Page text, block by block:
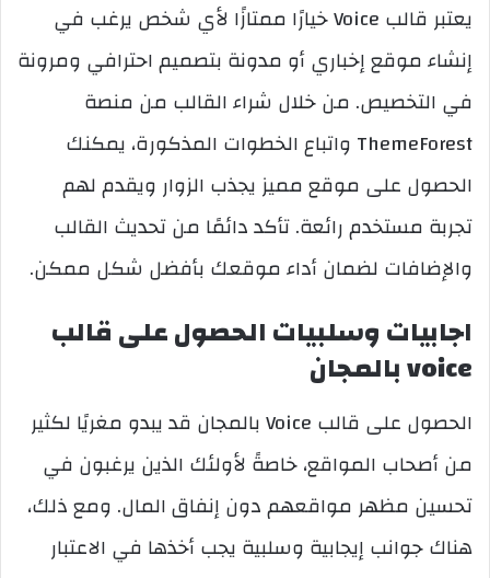
يعتبر قالب Voice خيارًا ممتازًا لأي شخص يرغب في
إنشاء موقع إخباري أو مدونة بتصميم احترافي ومرونة
في التخصيص. من خلال شراء القالب من منصة
ThemeForest واتباع الخطوات المذكورة، يمكنك
الحصول على موقع مميز يجذب الزوار ويقدم لهم
تجربة مستخدم رائعة. تأكد دائمًا من تحديث القالب
والإضافات لضمان أداء موقعك بأفضل شكل ممكن.
اجابيات وسلبيات الحصول على قالب
voice بالمجان
الحصول على قالب Voice بالمجان قد يبدو مغريًا لكثير
من أصحاب المواقع، خاصةً لأولئك الذين يرغبون في
تحسين مظهر مواقعهم دون إنفاق المال. ومع ذلك،
هناك جوانب إيجابية وسلبية يجب أخذها في الاعتبار